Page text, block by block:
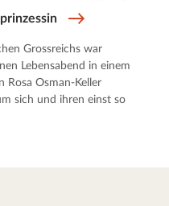
Grossreichs war
Lebensabend in einem
Rosa Osman-Keller
sich und ihren einst so